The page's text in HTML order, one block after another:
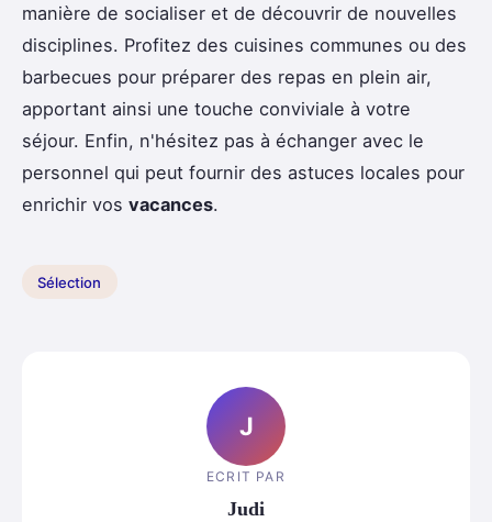
manière de socialiser et de découvrir de nouvelles
disciplines. Profitez des cuisines communes ou des
barbecues pour préparer des repas en plein air,
apportant ainsi une touche conviviale à votre
séjour. Enfin, n'hésitez pas à échanger avec le
personnel qui peut fournir des astuces locales pour
enrichir vos vacances.
Sélection
J
ECRIT PAR
Judi